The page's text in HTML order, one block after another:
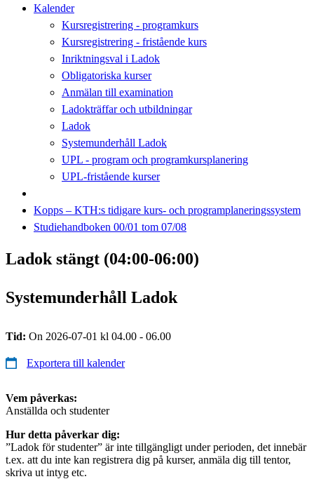
Kalender
Kursregistrering - programkurs
Kursregistrering - fristående kurs
Inriktningsval i Ladok
Obligatoriska kurser
Anmälan till examination
Ladokträffar och utbildningar
Ladok
Systemunderhåll Ladok
UPL - program och programkursplanering
UPL-fristående kurser
Kopps – KTH:s tidigare kurs- och programplaneringssystem
Studiehandboken 00/01 tom 07/08
Ladok stängt (04:00-06:00)
Systemunderhåll Ladok
Tid: On 2026-07-01 kl 04.00 - 06.00
Exportera till kalender
Vem påverkas:
Anställda och studenter
Hur detta påverkar dig:
”Ladok för studenter” är inte tillgängligt under perioden, det innebär
t.ex. att du inte kan registrera dig på kurser, anmäla dig till tentor,
skriva ut intyg etc.